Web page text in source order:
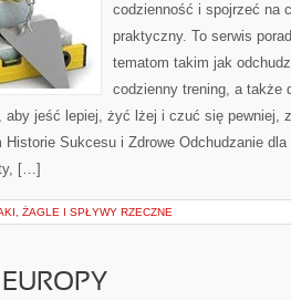
codzienność i spojrzeć na
praktyczny. To serwis
tematom takim jak
codzienny trening, a także
aby jeść lepiej, żyć lżej i czuć się pewniej,
Sukcesu i Zdrowe Odchudzanie
[…]
ŻAGLE I SPŁYWY RZECZNE